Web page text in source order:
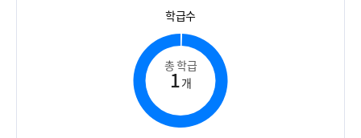
학급수
총 학급
1개